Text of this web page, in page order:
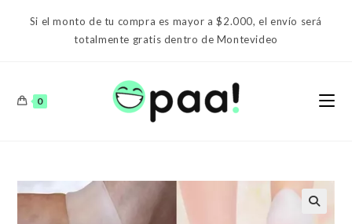
Si el monto de tu compra es mayor a $2.000, el envío será
totalmente gratis dentro de Montevideo
0